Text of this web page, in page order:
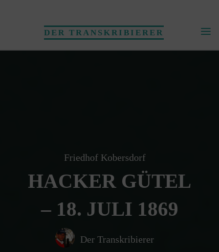
DER TRANSKRIBIERER
Friedhof Kobersdorf
HACKER GÜTEL
– 18. JULI 1869
Der Transkribierer